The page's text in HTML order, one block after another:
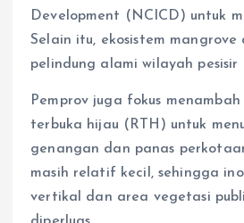
Development (NCICD) untuk
Selain itu, ekosistem
pelindung alami wilayah pesisir
Pemprov juga fokus
terbuka hijau (RTH) untuk
genangan dan panas
masih relatif kecil, sehingga
vertikal dan area vegetasi